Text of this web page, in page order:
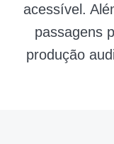
acessível.
passagens
produção